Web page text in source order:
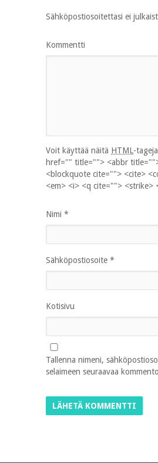
Sähköpostiosoitettasi ei
Kommentti
Voit käyttää näitä HTML-
href="" title=""> <abbr
<blockquote cite=""> <cite>
<em> <i> <q cite=""> <strike>
Nimi *
Sähköpostiosoite *
Kotisivu
Tallenna nimeni,
selaimeen seuraavaa